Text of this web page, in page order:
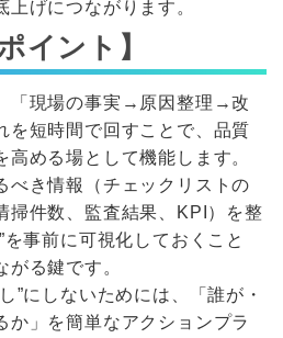
げにつながります。
イント】
「現場の事実→原因整理→改
を短時間で回すことで、品質
める場として機能します。
べき情報（チェックリストの
掃件数、監査結果、KPI）を整
事前に可視化しておくこと
る鍵です。
”にしないためには、「誰が・
か」を簡単なアクションプラ